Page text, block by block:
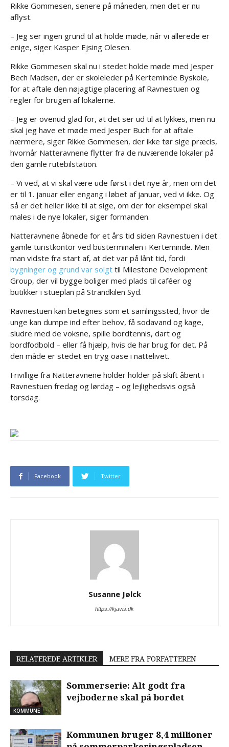
Rikke Gommesen, senere på måneden, men det er nu
aflyst.
– Jeg ser ingen grund til at holde møde, når vi allerede er
enige, siger Kasper Ejsing Olesen.
Rikke Gommesen skal nu i stedet holde møde med Jesper
Bech Madsen, der er skoleleder på Kerteminde Byskole,
for at aftale den nøjagtige placering af Ravnestuen og
regler for brugen af lokalerne.
– Jeg er ovenud glad for, at det ser ud til at lykkes, men nu
skal jeg have et møde med Jesper Buch for at aftale
nærmere, siger Rikke Gommesen, der ikke tør sige præcis,
hvornår Natteravnene flytter fra de nuværende lokaler på
den gamle rutebilstation.
– Vi ved, at vi skal være ude først i det nye år, men om det
er til 1. januar eller engang i løbet af januar, ved vi ikke. Og
så er det heller ikke til at sige, om der for eksempel skal
males i de nye lokaler, siger formanden.
Natteravnene åbnede for et års tid siden Ravnestuen i det
gamle turistkontor ved busterminalen i Kerteminde. Men
man vidste fra start af, at det var på lånt tid, fordi
bygninger og grund var solgt til Milestone Development
Group, der vil bygge boliger med plads til caféer og
butikker i stueplan på Strandkilen Syd.
Ravnestuen kan betegnes som et samlingssted, hvor de
unge kan dumpe ind efter behov, få sodavand og kage,
sludre med de voksne, spille bordtennis, dart og
bordfodbold – eller få hjælp, hvis de har brug for det. På
den måde er stedet en tryg oase i nattelivet.
Frivillige fra Natteravnene holder holder på skift åbent i
Ravnestuen fredag og lørdag – og lejlighedsvis også
torsdag.
Facebook Twitter
Susanne Jølck
https://kjavis.dk
RELATEREDE ARTIKLER MERE FRA FORFATTEREN
KOMMUNE
Sommerserie: Alt godt fra
vejboderne skal på bordet
Kommunen bruger 8,4 millioner